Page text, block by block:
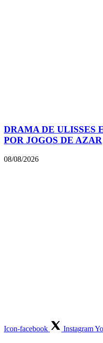
DRAMA DE ULISSES
POR JOGOS DE AZAR
08/08/2026
Icon-facebook Instagram